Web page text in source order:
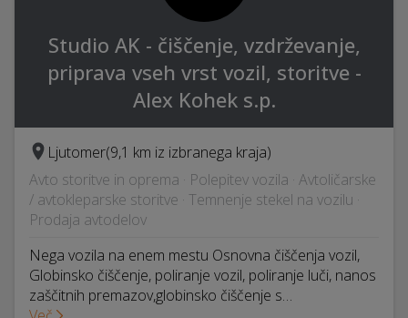
Studio AK - čiščenje, vzdrževanje,
priprava vseh vrst vozil, storitve -
Alex Kohek s.p.
Ljutomer(9,1 km iz izbranega kraja)
Avto storitve in oprema · Polepitev vozila · Avtoličarske
/ avtokleparske storitve · Temnenje stekel na vozilu ·
Prodaja avtodelov
Nega vozila na enem mestu Osnovna čiščenja vozil,
Globinsko čiščenje, poliranje vozil, poliranje luči, nanos
zaščitnih premazov,globinsko čiščenje s…